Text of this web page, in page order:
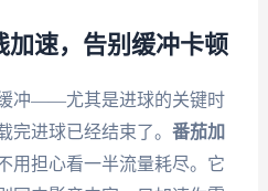
加速，告别缓冲卡顿
冲——尤其是进球的关键时
完进球已经结束了。 番茄加
用担心看一半流量耗尽。它